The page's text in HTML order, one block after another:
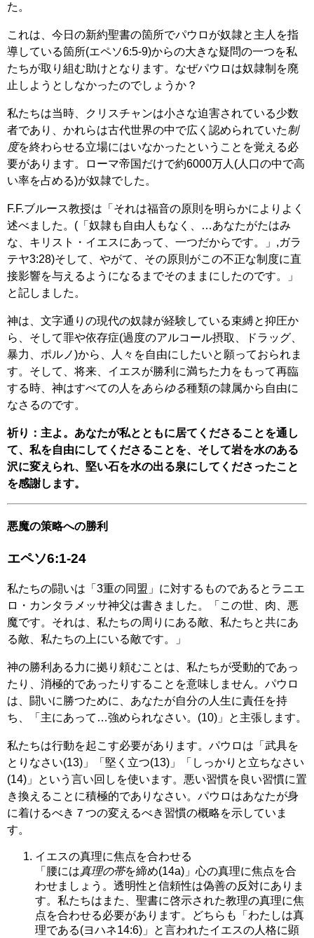
た。
これは、今日の新約聖書の箇所でパウロが奴隷と主人を指
導している箇所(エペソ6:5-9)からの大きな疑問の一つを私
たちが取り組む助けとなります。なぜパウロは奴隷制を廃
止しようとしなかったのでしょうか？
私たちは当時、クリスチャンは小さな迫害されている少数
者であり、かれらは古代世界の中で広く認められていた制
度を終わらせる立場にはいなかったということを覚える必
要があります。ローマ帝国だけで約6000万人(人口の中で高
い率を占める)が奴隷でした。
F.F.ブルース教授は「それは福音の原則を明らかによりよく
述べました。(「奴隷も自由人もなく、…あなたがたはみ
な、キリスト・イエスにあって、一つだからです。」,ガラ
テヤ3:28)そして、やがて、その原則がこの不正な制度に直
接影響を与えるようになるまでそのままにしたのです。」
と記しました。
神は、文字通りの現代の奴隷が経験している束縛と抑圧か
ら、そして罪や依存症(過度のアルコール摂取、ドラッグ、
暴力、ポルノ)から、人々を自由にしたいと願っておられま
す。そして、将来、イエスが勝利に満ちた力をもって再臨
する時、神はすべての人をあらゆる種類の隷属から自由に
なさるのです。
祈り：主よ。あなたが私とともに居てくださることを通し
て、私を自由にしてくださることを、そして岩を水のある
沢に変えられ、堅い石を水の出る泉にしてくださったこと
を感謝します。
悪魔の策略への勝利
エペソ6:1-24
私たちの闘いは「3重の同盟」に対するものであるとラニエ
ロ・カンタラメッサ神父は書きました。「この世、肉、悪
魔です。それは、私たちの周りにある敵、私たちと共にあ
る敵、私たちの上にいる敵です。」
神の勝利ある力に拠り頼むことは、私たちが受動的であっ
たり、消極的であったりすることを意味しません。パウロ
は、闘いに勝つために、あなたが自分の人生に責任を持
ち、「主にあって…強められなさい。(10)」と主張します。
私たちは行動を起こす必要があります。パウロは「武具を
とりなさい(13)」「堅く立つ(13)」「しっかりと立ちなさい
(14)」という言い回しを使います。悪い習慣を良い習慣に置
き換えることに積極的でありなさい。パウロはあなたが身
に着けるべき７つの変えるべき習慣の概略を示していま
す。
イエスの真理に焦点を合わせる
「腰には真理の帯を締め(14a)」心の真理に焦点を合
わせましょう。透明性と信頼性は偽善の反対にありま
す。私たちはまた、聖書に啓示された教理の真理に焦
点を合わせる必要があります。どちらも「わたしは真
理である(ヨハネ14:6)」と言われたイエスの人格に顕